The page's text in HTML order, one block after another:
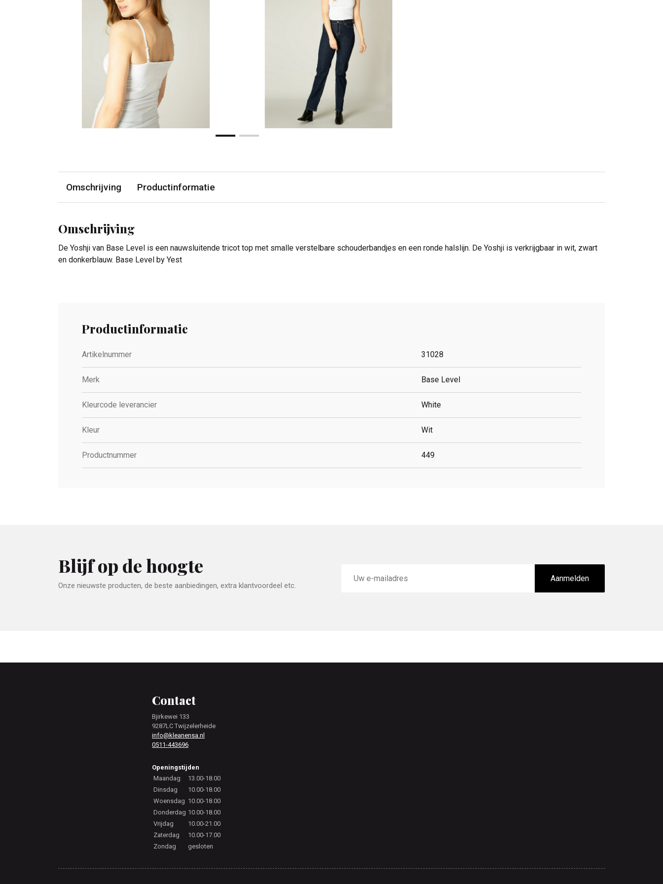
Omschrijving Productinformatie
Omschrijving
De Yoshji van Base Level is een nauwsluitende tricot top met smalle verstelbare schouderbandjes en een ronde halslijn. De Yoshji is verkrijgbaar in wit, zwart
en donkerblauw. Base Level by Yest
Productinformatie
Artikelnummer 31028
Merk Base Level
Kleurcode leverancier White
Kleur Wit
Productnummer 449
Blijf op de hoogte
Onze nieuwste producten, de beste aanbiedingen, extra klantvoordeel etc.
mailadres
Aanmelden
Contact
Bjirkewei 133
9287LC Twijzelerheide
info@kleanensa.nl
0511-443696
Openingstijden
Maandag
13.00-18.00
Dinsdag
10.00-18.00
Woensdag 10.00-18.00
Donderdag 10.00-18.00
Vrijdag
10.00-21.00
Zaterdag
10.00-17.00
Zondag
gesloten